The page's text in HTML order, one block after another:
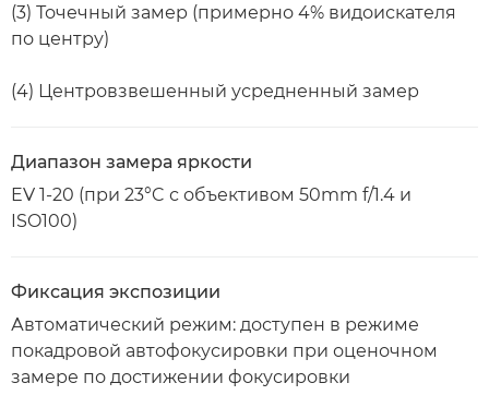
(3) Точечный замер (примерно 4% видоискателя
по центру)
(4) Центровзвешенный усредненный замер
Диапазон замера яркости
EV 1-20 (при 23°C с объективом 50mm f/1.4 и
ISO100)
Фиксация экспозиции
Автоматический режим: доступен в режиме
покадровой автофокусировки при оценочном
замере по достижении фокусировки